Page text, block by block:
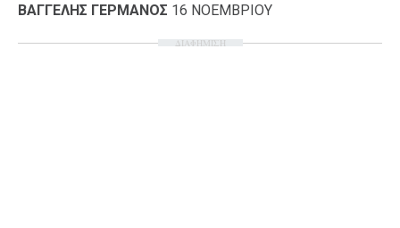
ΒΑΓΓΕΛΗΣ ΓΕΡΜΑΝΟΣ 16 ΝΟΕΜΒΡΙΟΥ
ΔΙΑΦΗΜΙΣΗ